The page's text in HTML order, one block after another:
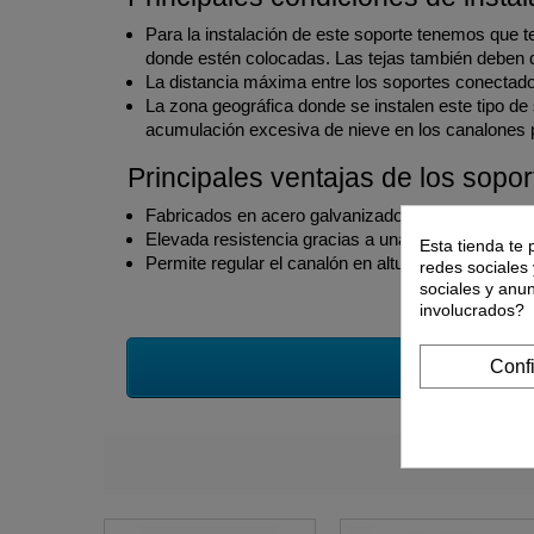
Para la instalación de este soporte tenemos que
donde estén colocadas. Las tejas también
La distancia máxima entre los soportes
La zona geográfica donde se instalen este tipo
acumulación excesiva de nieve en los canalones
Principales ventajas de los
Fabricados en acero galvanizado con
Elevada resistencia gracias a una fabricación
Permite regular el canalón en altura para dejar
Esta tienda te
redes
sociales y
involucrados?